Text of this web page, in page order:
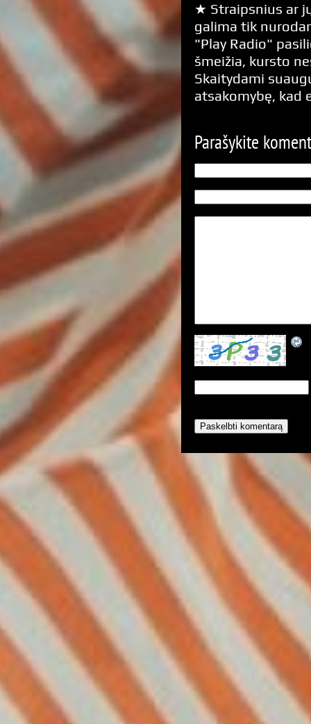
★ Straipsnius ar
galima tik
"Play Radio"
šmeižia, kursto
Skaitydami
atsakomybę, kad
Parašykite